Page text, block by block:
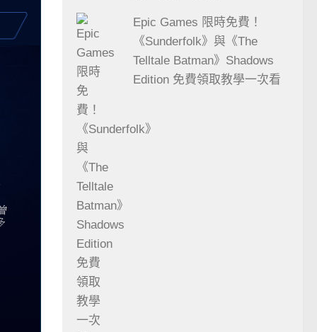
Epic Games 限時免費！
《Sunderfolk》與《The
Telltale Batman》Shadows
Edition 免費領取教學一次看